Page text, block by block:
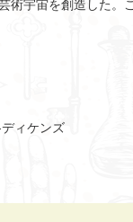
宇宙を創造した。
ィケンズ